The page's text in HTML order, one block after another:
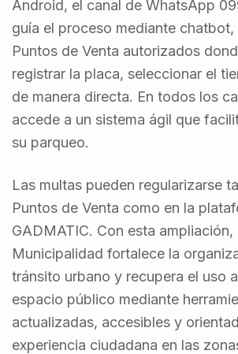
Android, el canal de WhatsApp
guía el proceso mediante chatbot,
Puntos de Venta autorizados
registrar la placa, seleccionar el
de manera directa. En todos los
accede a un sistema ágil que
su parqueo.
Las multas pueden regularizarse
Puntos de Venta como en la
GADMATIC. Con esta ampliación,
Municipalidad fortalece la
tránsito urbano y recupera el uso
espacio público mediante
actualizadas, accesibles y
experiencia ciudadana en las